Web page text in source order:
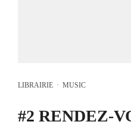
LIBRAIRIE · MUSIC
#2 RENDEZ-